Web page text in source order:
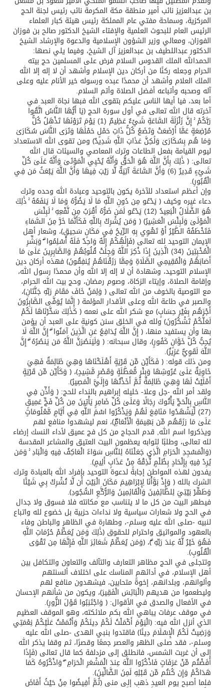
بن عبدالعزيز نائب أمير منطقة مكة المكرمة نائب رئيس لجنة الحج
المركزية، وسماحة مفتي عام المملكة رئيس هيئة كبار العلماء
الرئيس العام للبحوث العلمية والإفتاء الشيخ الدكتور صالح بن فوزان
الفوزان، ومعالي وزير الشؤون الإسلامية والدعوة والإرشاد الشيخ
الدكتور عبداللطيف بن عبدالعزيز آل الشيخ، وفيما يلي نصها:
الحمدالله الملك القدوس السلام فرض على المسلمين حج بيته
الحرام وجعله ركنًا من أركان دين الإسلام وأشهد أن لا إله إلا الله
الملك العلام وأشهد أن محمدًا عبده ورسوله خير الأنام عليه وعلى
آله وصحبه وأتباعه أفضل الصلاة وأتم السلام.
أما بعد، فيا أيها الناس عليكم بتقوى الله فبها نجاة العبد في
آخرته قال الله تعالى في أول سورة الحج ﴿يَا أَيُّهَا النَّاسُ اتَّقُوا
رَبَّكُمْ ۚ إِنَّ زَلْزَلَةَ السَّاعَةِ شَيْءٌ عَظِيمٌ (1) يَوْمَ تَرَوْنَهَا تَذْهَلُ كُلُّ
مُرْضِعَةٍ عَمَّا أَرْضَعَتْ وَتَضَعُ كُلُّ ذَاتِ حَمْلٍ حَمْلَهَا وَتَرَى النَّاسَ سُكَارَىٰ
وَمَا هُم بِسُكَارَىٰ وَلَٰكِنَّ عَذَابَ اللَّهِ شَدِيدٌ﴾ ومن تقوى الله الاستعداد
ليوم القيامة بفعل الطاعات وترك المعاصي والسيئات قال الله
تعالى: ﴿ ذَٰلِكَ بِأَنَّ اللَّهَ هُوَ الْحَقُّ وَأَنَّهُ يُحْيِي الْمَوْتَىٰ وَأَنَّهُ عَلَىٰ كُلِّ
شَيْءٍ قَدِيرٌ (6) وَأَنَّ السَّاعَةَ آتِيَةٌ لَّا رَيْبَ فِيهَا وَأَنَّ اللَّهَ يَبْعَثُ مَن فِي
الْقُبُورِ﴾.
وإن أعظم استعداد للآخرة يكون بالتوحيد وعبادة الله وحده وترك
دعاء غيره وكيف ﴿ يَدْعُو مِن دُونِ اللَّهِ مَا لَا يَضُرُّهُ وَمَا لَا يَنفَعُهُ ۚ ذَٰلِكَ
هُوَ الضَّلَالُ الْبَعِيدُ (12) يَدْعُو لَمَن ضَرُّهُ أَقْرَبُ مِن نَّفْعِهِ ۚ لَبِئْسَ
الْمَوْلَىٰ وَلَبِئْسَ الْعَشِيرُ﴾ ﴿ وَمَن يُشْرِكْ بِاللَّهِ فَكَأَنَّمَا خَرَّ مِنَ السَّمَاءِ
فَتَخْطَفُهُ الطَّيْرُ أَوْ تَهْوِي بِهِ الرِّيحُ فِي مَكَانٍ سَحِيقٍ﴾، وشعار أهل
الإيمان التوحيد لله تعالى ﴿فَإِلَٰهُكُمْ إِلَٰهٌ وَاحِدٌ فَلَهُ أَسْلِمُوا ۗ وَبَشِّرِ
الْمُخْبِتِينَ (34) الَّذِينَ إِذَا ذُكِرَ اللَّهُ وَجِلَتْ قُلُوبُهُمْ وَالصَّابِرِينَ عَلَىٰ مَا
أَصَابَهُمْ وَالْمُقِيمِي الصَّلَاةِ وَمِمَّا رَزَقْنَاهُمْ يُنفِقُونَ﴾ فهذه أركان دين
الإسلام التوحيد، وشهادة أن لا إله إلا الله وأن محمدًا رسول الله،
وإقامة الصلاة، وإيتاء الزكاة، وصوم رمضان، وحج بيت الله الحرام،
مع التوصية بالخوف من الله تعالى ﴿ وَلِمَنْ خَافَ مَقَامَ رَبِّهِ جَنَّتَانِ﴾،
والصبر في طاعة الله وعلى الأقدار المؤلمة ﴿ إِنَّمَا يُوَفَّى الصَّابِرُونَ
أَجْرَهُم بِغَيْرِ حِسَابٍ﴾ مع شكر الله على نعمه ﴿ كَذَٰلِكَ سَخَّرْنَاهَا لَكُمْ
لَعَلَّكُمْ تَشْكُرُونَ﴾ ولله في الخلق سنن كونية على العبد أن يؤمن
بها وأن يستفيد منها، ﴿ إِنَّ اللَّهَ يُدَافِعُ عَنِ الَّذِينَ آمَنُوا ۗ إِنَّ اللَّهَ لَا
يُحِبُّ كُلَّ خَوَّانٍ كَفُورٍ﴾، وقال سبحانه: ﴿ وَلَيَنصُرَنَّ اللَّهُ مَن يَنصُرُهُ ۗ إِنَّ
اللَّهَ لَقَوِيٌّ عَزِيزٌ﴾.
ومن ذلك قوله: ﴿ فَكَأَيِّن مِّن قَرْيَةٍ أَهْلَكْنَاهَا وَهِيَ ظَالِمَةٌ فَهِيَ
خَاوِيَةٌ عَلَىٰ عُرُوشِهَا وَبِئْرٍ مُّعَطَّلَةٍ وَقَصْرٍ مَّشِيدٍ﴾، ﴿ وَكَأَيِّن مِّن قَرْيَةٍ
أَمْلَيْتُ لَهَا وَهِيَ ظَالِمَةٌ ثُمَّ أَخَذْتُهَا وَإِلَيَّ الْمَصِيرُ﴾.
ولقد أمر الله -جل وعلا- خليله إبراهيم بالنداء للحج: ﴿ وَأَذِّن فِي
النَّاسِ بِالْحَجِّ يَأْتُوكَ رِجَالًا وَعَلَىٰ كُلِّ ضَامِرٍ يَأْتِينَ مِن كُلِّ فَجٍّ عَمِيقٍ
(27) لِّيَشْهَدُوا مَنَافِعَ لَهُمْ وَيَذْكُرُوا اسْمَ اللَّهِ فِي أَيَّامٍ مَّعْلُومَاتٍ
عَلَىٰ مَا رَزَقَهُم مِّن بَهِيمَةِ الْأَنْعَامِۖ﴾، نعم ليشهدوا منافع لهم
ويذكروا اسم الله, قدم الحجاج من كل فج عميق لأداء النسك إرضاء
لله تعالى، وطلبًا لثوابه يعظمون البيت العتيق والمشاعر المقدسة
﴿وَالْمَسْجِدِ الْحَرَامِ الَّذِي جَعَلْنَاهُ لِلنَّاسِ سَوَاءً الْعَاكِفُ فِيهِ وَالْبَادِ ۚ وَمَن
يُرِدْ فِيهِ بِإِلْحَادٍ بِظُلْمٍ نُّذِقْهُ مِنْ عَذَابٍ أَلِيمٍ﴾.
يفدون لهذه المواطن إجابةً لدعوة التوحيد بإفراد الله بالعبادة وترك
الشرك بالله ﴿ وَإِذْ بَوَّأْنَا لِإِبْرَاهِيمَ مَكَانَ الْبَيْتِ أَن لَّا تُشْرِكْ بِي شَيْئًا
وَطَهِّرْ بَيْتِيَ لِلطَّائِفِينَ وَالْقَائِمِينَ وَالرُّكَّعِ السُّجُودِ﴾.
فيطهر البيت من كل ما لا يتناسب مع مكانته فلا فسوق ولا جدال
في الحج ولا شعارات سياسية ولا نداءات حزبية بل خضوع لله واتباع
لنبيه -صلى الله عليه وسلم-، وطهارة في الظاهر والباطن وفاء
بالعهود والمواثيق واحترام للحقوق ﴿ذَٰلِكَ وَمَن يُعَظِّمْ حُرُمَاتِ اللَّهِ
فَهُوَ خَيْرٌ لَّهُ عِندَ رَبِّهِ ۗ﴾، ﴿وَمَن يُعَظِّمْ شَعَائِرَ اللَّهِ فَإِنَّهَا مِن تَقْوَى
الْقُلُوبِ﴾.
وتتجلى في الحج مظاهر التعارف والتآلف والتعاون والتكافل بين
أهل الإسلام، في أدائهم المناسك على اختلاف ألسنتهم
وألوانهم، وبلدانهم، إخوةً متحابين، فيشهدون منافع لهم
وليطعموا من هديهم ﴿الْبَائِسَ الْفَقِيرَ﴾، ويكون من شأنهم الإحسان
في الأفعال والصدق في الأقوال: ﴿ وَاجْتَنِبُوا قَوْلَ الزُّورِ﴾.
في موقف عرفات يباهي الله بكم ملائكته، وهو الموقف العظيم
الذي أنزل الله فيه: ﴿الْيَوْمَ أَكْمَلْتُ لَكُمْ دِينَكُمْ وَأَتْمَمْتُ عَلَيْكُمْ نِعْمَتِي
وَرَضِيتُ لَكُمُ الْإِسْلَامَ دِينًا﴾ فاقتدوا بنبي الهدى -صلى الله عليه
وسلم-، فقد صلى الظهر والعصر جمعًا وقصرًا، ثم وقفا يذكر الله
إلى أن غربت الشمس، فانطلق إلى مزدلفة كما قال تعالى ﴿فَإِذَا
أَفَضْتُم مِّنْ عَرَفَاتٍ فَاذْكُرُوا اللَّهَ عِندَ الْمَشْعَرِ الْحَرَامِ ۖ وَاذْكُرُوهُ كَمَا
هَدَاكُمْ وَإِن كُنتُم مِّن قَبْلِهِ لَمِنَ الضَّالِّينَ﴾.
فلما أصبح يوم العيد ذهب إلى منى ﴿ثُمَّ أَفِيضُوا مِنْ حَيْثُ أَفَاضَ